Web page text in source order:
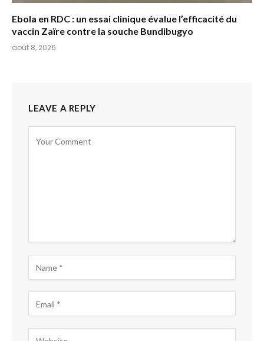
Ebola en RDC : un essai clinique évalue l’efficacité du
vaccin Zaïre contre la souche Bundibugyo
août 8, 2026
LEAVE A REPLY